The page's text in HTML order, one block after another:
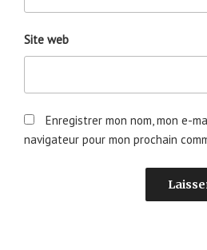
Site web
Enregistrer mon nom, mon e-
navigateur pour mon prochain